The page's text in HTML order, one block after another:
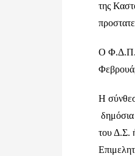
της
Ο
Η
του Δ.Σ.